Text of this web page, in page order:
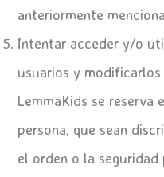
anteriormente
Intentar acceder y/o
usuarios y
LemmaKids se
persona, que sean
el orden o la